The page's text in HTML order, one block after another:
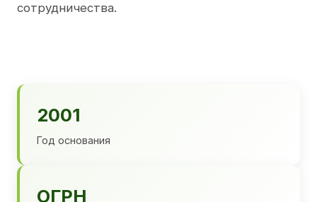
сотрудничества.
2001
Год основания
ОГРН